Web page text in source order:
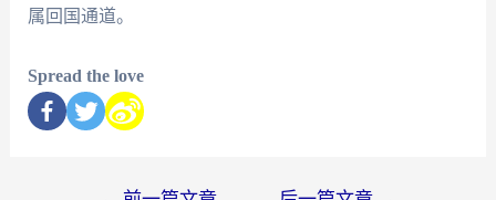
属回国通道。
Spread the love